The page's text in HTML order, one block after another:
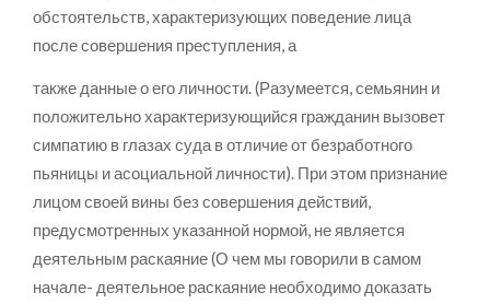
обстоятельств, характеризующих поведение лица
после совершения преступления, а
также данные о его личности. (Разумеется, семьянин и
положительно характеризующийся гражданин вызовет
симпатию в глазах суда в отличие от безработного
пьяницы и асоциальной личности). При этом признание
лицом своей вины без совершения действий,
предусмотренных указанной нормой, не является
деятельным раскаяние (О чем мы говорили в самом
начале- деятельное раскаяние необходимо доказать